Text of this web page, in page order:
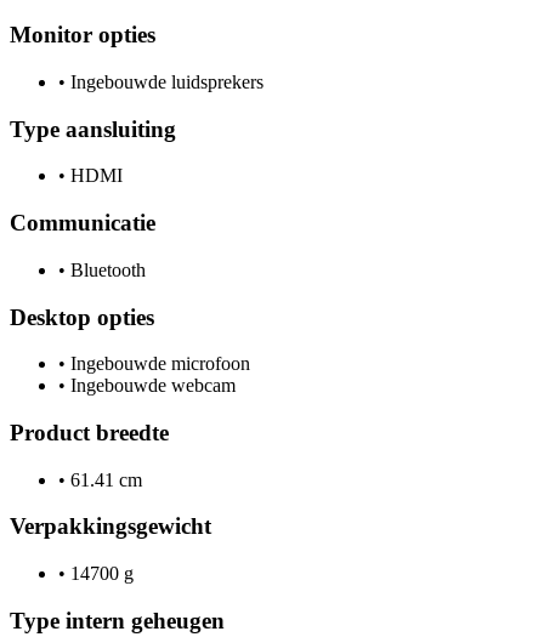
Monitor opties
• Ingebouwde luidsprekers
Type aansluiting
• HDMI
Communicatie
• Bluetooth
Desktop opties
• Ingebouwde microfoon
• Ingebouwde webcam
Product breedte
• 61.41 cm
Verpakkingsgewicht
• 14700 g
Type intern geheugen